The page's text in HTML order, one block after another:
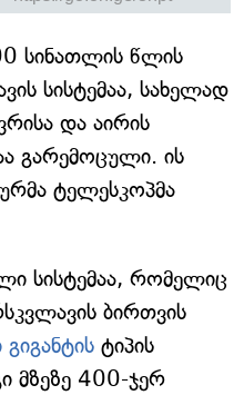
სინათლის წლის
სისტემაა, სახელად
და აირის
გარემოცული. ის
ტელესკოპმა
სისტემაა, რომელიც
ბირთვის
ტიპის
მზეზე 400-ჯერ